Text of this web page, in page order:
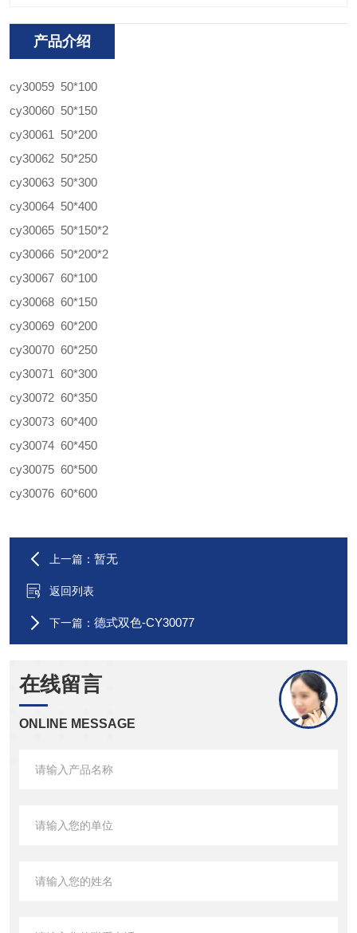
产品介绍
cy30059 50*100
cy30060 50*150
cy30061 50*200
cy30062 50*250
cy30063 50*300
cy30064 50*400
cy30065 50*150*2
cy30066 50*200*2
cy30067 60*100
cy30068 60*150
cy30069 60*200
cy30070 60*250
cy30071 60*300
cy30072 60*350
cy30073 60*400
cy30074 60*450
cy30075 60*500
cy30076 60*600
上一篇： 暂无
返回列表
下一篇： 德式双色-CY30077
在线留言
ONLINE MESSAGE